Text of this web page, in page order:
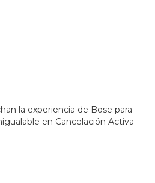
la experiencia de Bose para
en Cancelación Activa